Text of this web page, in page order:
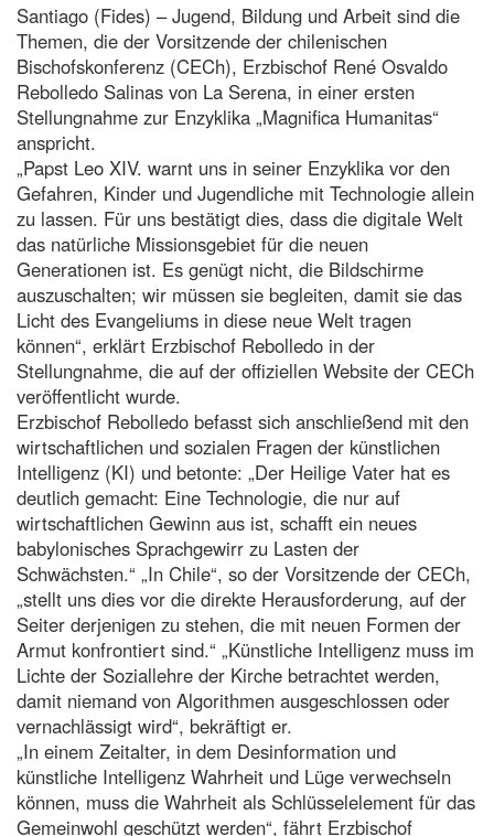
Santiago (Fides) – Jugend, Bildung und Arbeit sind die
Themen, die der Vorsitzende der chilenischen
Bischofskonferenz (CECh), Erzbischof René Osvaldo
Rebolledo Salinas von La Serena, in einer ersten
Stellungnahme zur Enzyklika „Magnifica Humanitas“
anspricht.
„Papst Leo XIV. warnt uns in seiner Enzyklika vor den
Gefahren, Kinder und Jugendliche mit Technologie allein
zu lassen. Für uns bestätigt dies, dass die digitale Welt
das natürliche Missionsgebiet für die neuen
Generationen ist. Es genügt nicht, die Bildschirme
auszuschalten; wir müssen sie begleiten, damit sie das
Licht des Evangeliums in diese neue Welt tragen
können“, erklärt Erzbischof Rebolledo in der
Stellungnahme, die auf der offiziellen Website der CECh
veröffentlicht wurde.
Erzbischof Rebolledo befasst sich anschließend mit den
wirtschaftlichen und sozialen Fragen der künstlichen
Intelligenz (KI) und betonte: „Der Heilige Vater hat es
deutlich gemacht: Eine Technologie, die nur auf
wirtschaftlichen Gewinn aus ist, schafft ein neues
babylonisches Sprachgewirr zu Lasten der
Schwächsten.“ „In Chile“, so der Vorsitzende der CECh,
„stellt uns dies vor die direkte Herausforderung, auf der
Seiter derjenigen zu stehen, die mit neuen Formen der
Armut konfrontiert sind.“ „Künstliche Intelligenz muss im
Lichte der Soziallehre der Kirche betrachtet werden,
damit niemand von Algorithmen ausgeschlossen oder
vernachlässigt wird“, bekräftigt er.
„In einem Zeitalter, in dem Desinformation und
künstliche Intelligenz Wahrheit und Lüge verwechseln
können, muss die Wahrheit als Schlüsselelement für das
Gemeinwohl geschützt werden“, fährt Erzbischof